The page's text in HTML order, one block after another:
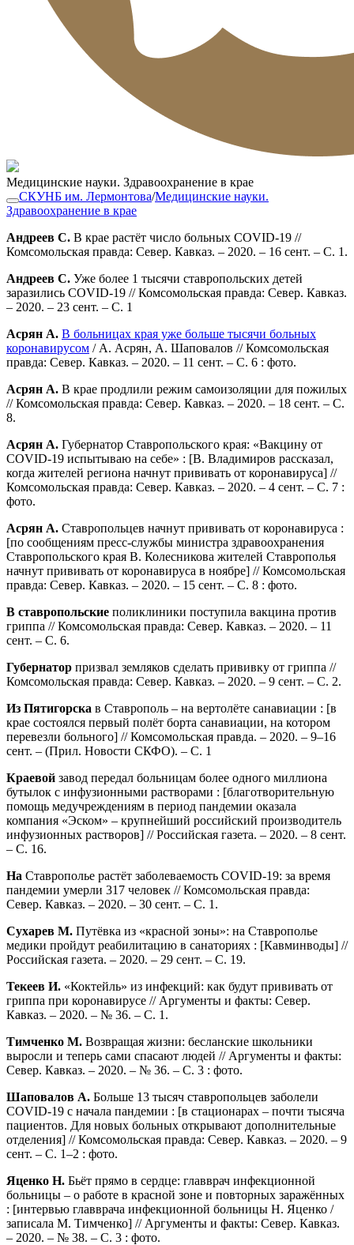
Медицинские науки. Здравоохранение в крае
СКУНБ им. Лермонтова/Медицинские науки.
Здравоохранение в крае
Андреев С. В крае растёт число больных COVID-19 //
Комсомольская правда: Север. Кавказ. – 2020. – 16 сент. – С. 1.
Андреев С. Уже более 1 тысячи ставропольских детей
заразились COVID-19 // Комсомольская правда: Север. Кавказ.
– 2020. – 23 сент. – С. 1
Асрян А. В больницах края уже больше тысячи больных
коронавирусом / А. Асрян, А. Шаповалов // Комсомольская
правда: Север. Кавказ. – 2020. – 11 сент. – С. 6 : фото.
Асрян А. В крае продлили режим самоизоляции для пожилых
// Комсомольская правда: Север. Кавказ. – 2020. – 18 сент. – С.
8.
Асрян А. Губернатор Ставропольского края: «Вакцину от
COVID-19 испытываю на себе» : [В. Владимиров рассказал,
когда жителей региона начнут прививать от коронавируса] //
Комсомольская правда: Север. Кавказ. – 2020. – 4 сент. – С. 7 :
фото.
Асрян А. Ставропольцев начнут прививать от коронавируса :
[по сообщениям пресс-службы министра здравоохранения
Ставропольского края В. Колесникова жителей Ставрополья
начнут прививать от коронавируса в ноябре] // Комсомольская
правда: Север. Кавказ. – 2020. – 15 сент. – С. 8 : фото.
В ставропольские поликлиники поступила вакцина против
гриппа // Комсомольская правда: Север. Кавказ. – 2020. – 11
сент. – С. 6.
Губернатор призвал земляков сделать прививку от гриппа //
Комсомольская правда: Север. Кавказ. – 2020. – 9 сент. – С. 2.
Из Пятигорска в Ставрополь – на вертолёте санавиации : [в
крае состоялся первый полёт борта санавиации, на котором
перевезли больного] // Комсомольская правда. – 2020. – 9–16
сент. – (Прил. Новости СКФО). – С. 1
Краевой завод передал больницам более одного миллиона
бутылок с инфузионными растворами : [благотворительную
помощь медучреждениям в период пандемии оказала
компания «Эском» – крупнейший российский производитель
инфузионных растворов] // Российская газета. – 2020. – 8 сент.
– С. 16.
На Ставрополье растёт заболеваемость COVID-19: за время
пандемии умерли 317 человек // Комсомольская правда:
Север. Кавказ. – 2020. – 30 сент. – С. 1.
Сухарев М. Путёвка из «красной зоны»: на Ставрополье
медики пройдут реабилитацию в санаториях : [Кавминводы] //
Российская газета. – 2020. – 29 сент. – С. 19.
Текеев И. «Коктейль» из инфекций: как будут прививать от
гриппа при коронавирусе // Аргументы и факты: Север.
Кавказ. – 2020. – № 36. – С. 1.
Тимченко М. Возвращая жизни: бесланские школьники
выросли и теперь сами спасают людей // Аргументы и факты:
Север. Кавказ. – 2020. – № 36. – С. 3 : фото.
Шаповалов А. Больше 13 тысяч ставропольцев заболели
COVID-19 с начала пандемии : [в стационарах – почти тысяча
пациентов. Для новых больных открывают дополнительные
отделения] // Комсомольская правда: Север. Кавказ. – 2020. – 9
сент. – С. 1–2 : фото.
Яценко Н. Бьёт прямо в сердце: главврач инфекционной
больницы – о работе в красной зоне и повторных заражённых
: [интервью главврача инфекционной больницы Н. Яценко /
записала М. Тимченко] // Аргументы и факты: Север. Кавказ.
– 2020. – № 38. – С. 3 : фото.